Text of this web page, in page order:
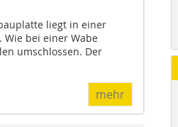
liegt in einer
bei einer Wabe
umschlossen. Der
mehr